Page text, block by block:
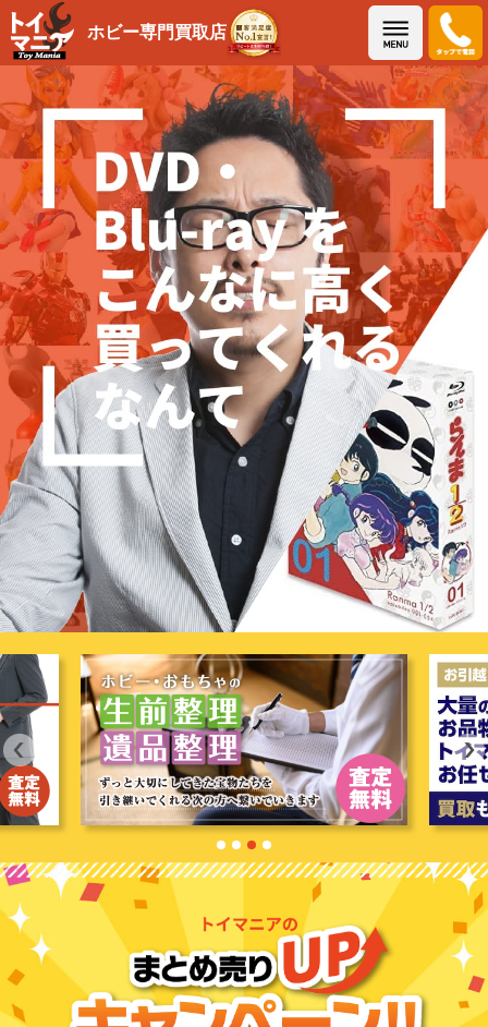
ホビー専門買取店
メニュ
1 2